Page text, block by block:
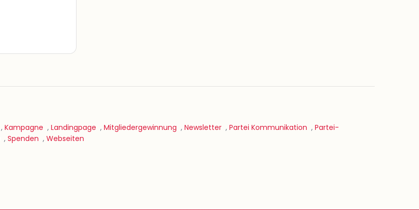
, Kampagne , Landingpage , Mitgliedergewinnung , Newsletter , Partei Kommunikation , Partei-
, Spenden , Webseiten